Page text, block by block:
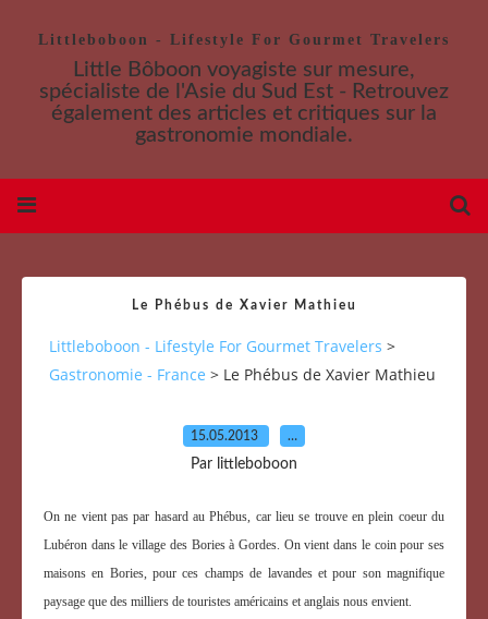
Littleboboon - Lifestyle For Gourmet Travelers
Little Bôboon voyagiste sur mesure,
spécialiste de l'Asie du Sud Est - Retrouvez
également des articles et critiques sur la
gastronomie mondiale.
Le Phébus de Xavier Mathieu
Littleboboon - Lifestyle For Gourmet Travelers >
Gastronomie - France > Le Phébus de Xavier Mathieu
15.05.2013 …
Par littleboboon
On ne vient pas par hasard au Phébus, car lieu se trouve en plein coeur du
Lubéron dans le village des Bories à Gordes. On vient dans le coin pour ses
maisons en Bories, pour ces champs de lavandes et pour son magnifique
paysage que des milliers de touristes américains et anglais nous envient.